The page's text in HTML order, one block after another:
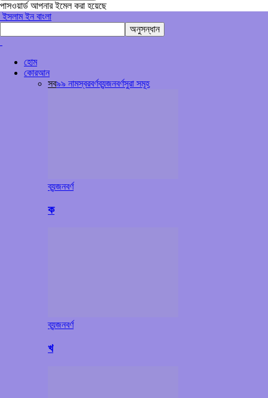
পাসওয়ার্ড আপনার ইমেল করা হয়েছে
ইসলাম ইন বাংলা
হোম
কোরআন
সব৯৯ নামস্বরবর্ণব্যন্জনবর্ণসুরা সমূহ
ব্যন্জনবর্ণ
ক
ব্যন্জনবর্ণ
খ